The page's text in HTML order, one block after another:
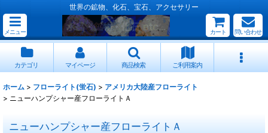
世界の鉱物、化石、宝石、アクセサリー
メニュー カート 問い合わせ
カテゴリ マイページ 商品検索 ご利用案内
ホーム > フローライト(蛍石) > アメリカ大陸産フローライト
> ニューハンプシャー産フローライトＡ
ニューハンプシャー産フローライトＡ